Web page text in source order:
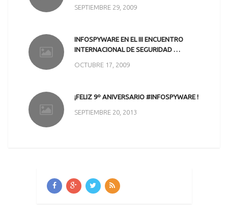
SEPTIEMBRE 29, 2009
INFOSPYWARE EN EL III ENCUENTRO
INTERNACIONAL DE SEGURIDAD …
OCTUBRE 17, 2009
¡FELIZ 9º ANIVERSARIO #INFOSPYWARE !
SEPTIEMBRE 20, 2013